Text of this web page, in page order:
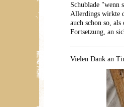
Schublade "wenn
Allerdings wirkte
auch schon so, als
Fortsetzung, an
Vielen Dank an